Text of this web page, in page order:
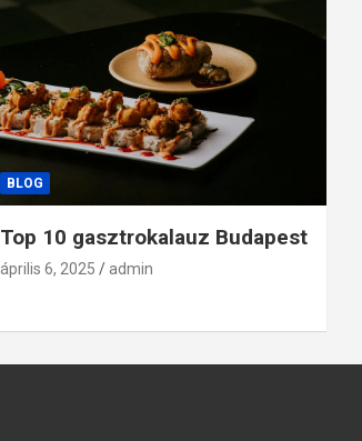
BLOG
Top 10 gasztrokalauz Budapest
április 6, 2025 admin